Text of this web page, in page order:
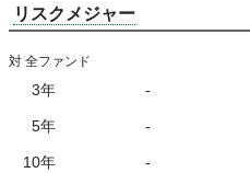
リスクメジャー
対 全ファンド
3年 -
5年 -
10年 -